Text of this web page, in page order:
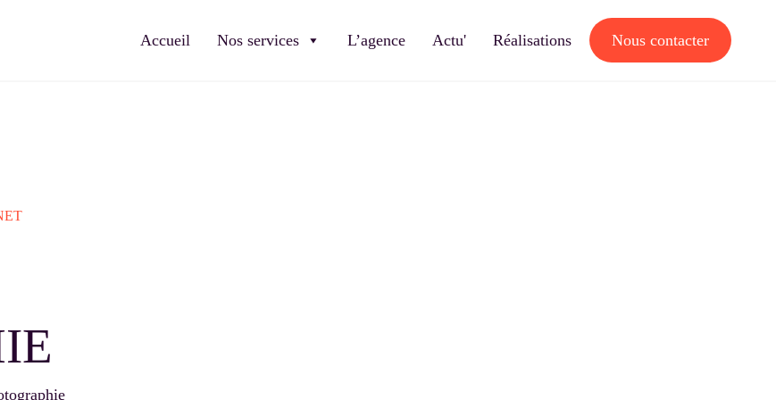
Accueil Nos services L’agence Actu' Réalisations Nous contacter